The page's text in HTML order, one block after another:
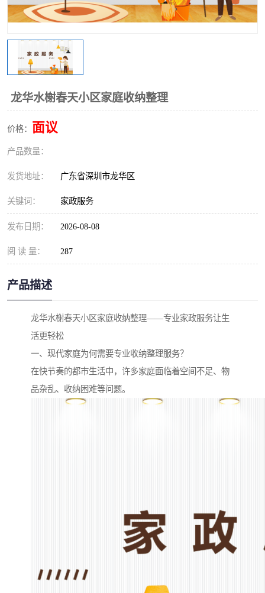
龙华水榭春天小区家庭收纳整理
价格： 面议
产品数量：
发货地址： 广东省深圳市龙华区
关键词： 家政服务
发布日期： 2026-08-08
阅 读 量： 287
产品描述
龙华水榭春天小区家庭收纳整理——专业家政服务让生
活更轻松
一、现代家庭为何需要专业收纳整理服务？
在快节奏的都市生活中，许多家庭面临着空间不足、物
品杂乱、收纳困难等问题。